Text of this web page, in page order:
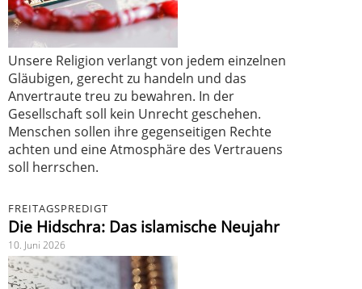
Unsere Religion verlangt von jedem einzelnen
Gläubigen, gerecht zu handeln und das
Anvertraute treu zu bewahren. In der
Gesellschaft soll kein Unrecht geschehen.
Menschen sollen ihre gegenseitigen Rechte
achten und eine Atmosphäre des Vertrauens
soll herrschen.
FREITAGSPREDIGT
Die Hidschra: Das islamische Neujahr
10. Juni 2026